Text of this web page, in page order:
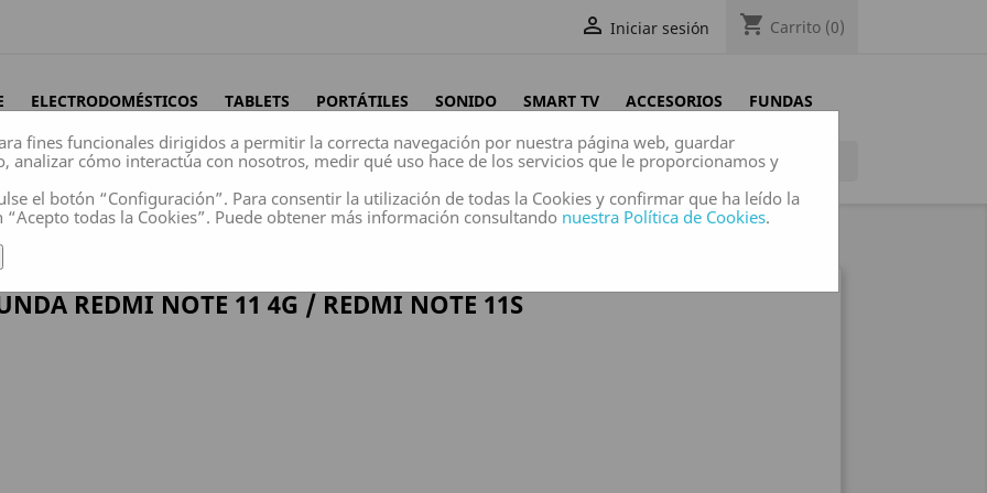
 Iniciar sesión shopping_cart Carrito (0)
ELECTRODOMÉSTICOS TABLETS PORTÁTILES SONIDO SMART TV ACCESORIOS FUNDAS
4g / Redmi note 11S
REDMI NOTE 11 4G / REDMI NOTE 11S
fines funcionales dirigidos a permitir la correcta navegación por nuestra página web, guardar
analizar cómo interactúa con nosotros, medir qué uso hace de los servicios que le proporcionamos y
el botón “Configuración”. Para consentir la utilización de todas la Cookies y confirmar que ha leído la
todas la Cookies”. Puede obtener más información consultando nuestra Política de Cookies.